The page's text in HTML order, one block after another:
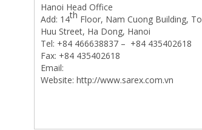
Hanoi Head Office
Add: 14th Floor, Nam Cuong Building, To
Huu Street, Ha Dong, Hanoi
Tel: +84 466638837 – +84 435402618
Fax: +84 435402618
Email:
Website: http://www.sarex.com.vn